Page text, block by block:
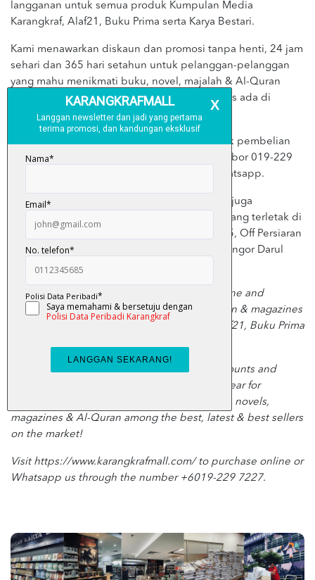
langganan untuk semua produk Kumpulan Media
Karangkraf, Alaf21, Buku Prima serta Karya Bestari.
Kami menawarkan diskaun dan promosi tanpa henti, 24 jam
sehari dan 365 hari setahun untuk pelanggan-pelanggan
yang mahu menikmati buku, novel, majalah & Al-Quran
terbaik di antara yang terbaik, terkini & terlaris ada di
pasaran!
Layari https://www.karangkrafmall.com/ untuk pembelian
secara online atau mesej kami menerusi nombor 019-229
7227 untuk membuat tempahan melalui Whatsapp.
Selain daripada online store, Karangkraf Mall juga
mempunyai outlet atau ‘kedai buku’ sendiri yang terletak di
Lot No. 25, Premis No. 1, Jalan Renggam 15/5, Off Persiaran
Selangor, Seksyen 15, 40200 Shah Alam, Selangor Darul
Ehsan.
Karangkraf Mall is a bookstore that offers online and
physical purchases of novels, books, Al-Quran & magazines
for all Karangkraf Media Group products, Alaf21, Buku Prima
Through the website, we offer non-stop discounts and
promotions, 24 hours a day and 365 days a year for
customers who want to enjoy the best books, novels,
magazines & Al-Quran among the best, latest & best sellers
on the market!
Visit https://www.karangkrafmall.com/ to purchase online or
Whatsapp us through the number +6019-229 7227.